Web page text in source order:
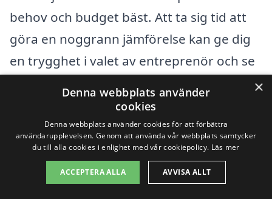
behov och budget bäst. Att ta sig tid att
göra en noggrann jämförelse kan ge dig
en trygghet i valet av entreprenör och se
dräneringslösning.
Få 3 erbjudanden, gratis och utan
förpliktelser
×
Denna webbplats använder
cookies
Denna webbplats använder cookies för att förbättra
användarupplevelsen. Genom att använda vår webbplats samtycker
du till alla cookies i enlighet med vår cookiepolicy. Läs mer
ACCEPTERA ALLA AVVISA ALLT